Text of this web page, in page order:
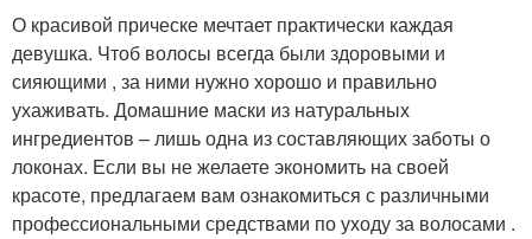
О красивой прическе мечтает практически каждая
девушка. Чтоб волосы всегда были здоровыми и
сияющими , за ними нужно хорошо и правильно
ухаживать. Домашние маски из натуральных
ингредиентов – лишь одна из составляющих заботы о
локонах. Если вы не желаете экономить на своей
красоте, предлагаем вам ознакомиться с различными
профессиональными средствами по уходу за волосами .